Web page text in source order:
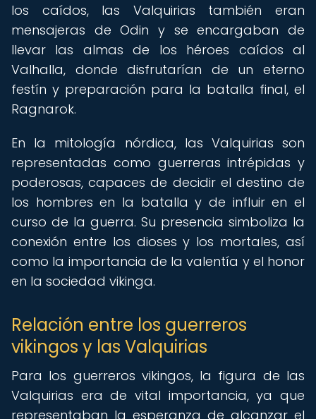
los caídos, las Valquirias también eran
mensajeras de Odin y se encargaban de
llevar las almas de los héroes caídos al
Valhalla, donde disfrutarían de un eterno
festín y preparación para la batalla final, el
Ragnarok.
En la mitología nórdica, las Valquirias son
representadas como guerreras intrépidas y
poderosas, capaces de decidir el destino de
los hombres en la batalla y de influir en el
curso de la guerra. Su presencia simboliza la
conexión entre los dioses y los mortales, así
como la importancia de la valentía y el honor
en la sociedad vikinga.
Relación entre los guerreros
vikingos y las Valquirias
Para los guerreros vikingos, la figura de las
Valquirias era de vital importancia, ya que
representaban la esperanza de alcanzar el